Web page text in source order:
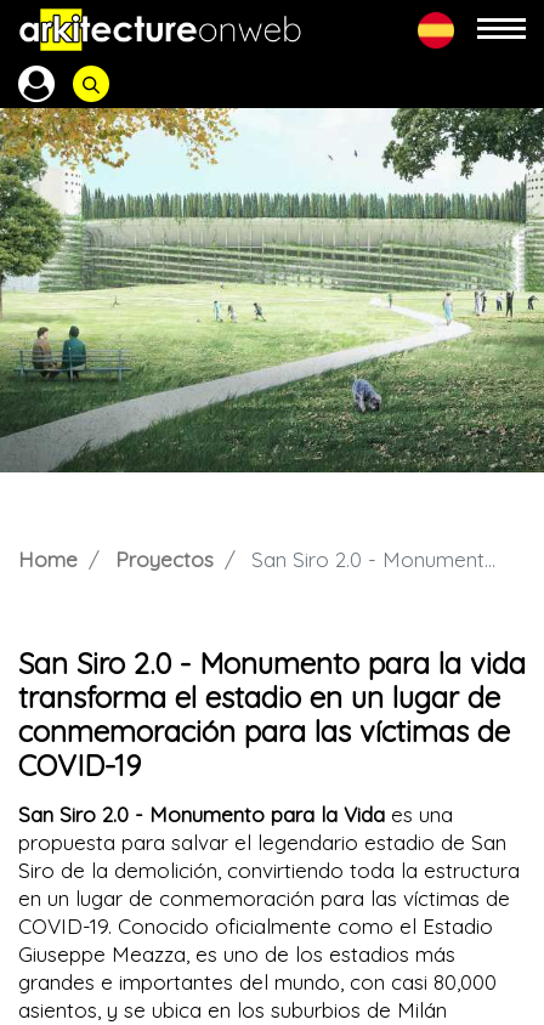
Home Proyectos San Siro 2.0 - Monumento para la vida transforma el estadio en un lugar de conmemoración para las víctimas de COVID-19
San Siro 2.0 - Monumento para la vida
transforma el estadio en un lugar de
conmemoración para las víctimas de
COVID-19
San Siro 2.0 - Monumento para la Vida es una
propuesta para salvar el legendario estadio de San
Siro de la demolición, convirtiendo toda la estructura
en un lugar de conmemoración para las víctimas de
COVID-19. Conocido oficialmente como el Estadio
Giuseppe Meazza, es uno de los estadios más
grandes e importantes del mundo, con casi 80,000
asientos, y se ubica en los suburbios de Milán